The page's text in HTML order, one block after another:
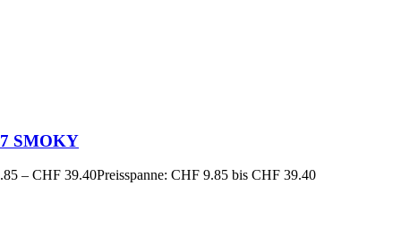
SMOKY
– CHF 39.40Preisspanne: CHF 9.85 bis CHF 39.40